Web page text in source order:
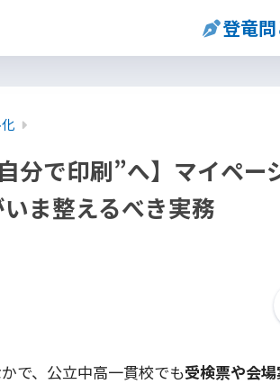
登竜
分で印刷”へ】マイペー
ま整えるべき実務
で、公立中高一貫校でも受検票や会